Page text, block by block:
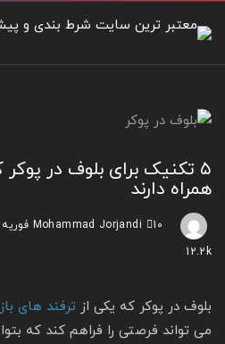
۵ تکنیک برای بلوف در
همراه دارند
Mohammad Jorjandi 10 فوریه 2022
12.2k
بلوف در پوکر که یکی از ترفند های
می تواند فرصتی را فراهم کند که